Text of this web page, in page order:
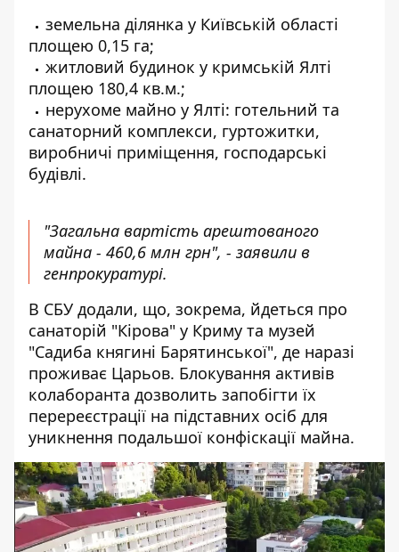
земельна ділянка у Київській області
площею 0,15 га;
житловий будинок у кримській Ялті
площею 180,4 кв.м.;
нерухоме майно у Ялті: готельний та
санаторний комплекси, гуртожитки,
виробничі приміщення, господарські
будівлі.
"Загальна вартість арештованого
майна - 460,6 млн грн", - заявили в
генпрокуратурі.
В СБУ додали, що, зокрема, йдеться про
санаторій "Кірова" у Криму та музей
"Садиба княгині Барятинської", де наразі
проживає Царьов. Блокування активів
колаборанта дозволить запобігти їх
перереєстрації на підставних осіб для
уникнення подальшої конфіскації майна.